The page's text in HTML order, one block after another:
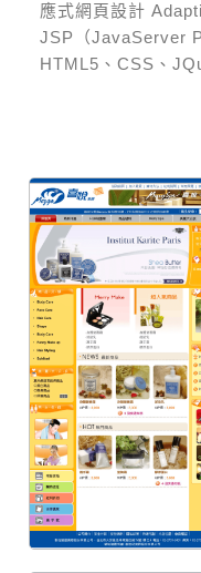
應式網頁設計
JSP（JavaServer
HTML5、CSS、